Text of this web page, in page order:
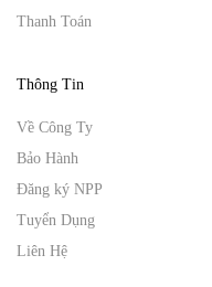
Thanh Toán
Thông Tin
Về Công Ty
Bảo Hành
Đăng ký NPP
Tuyển Dụng
Liên Hệ